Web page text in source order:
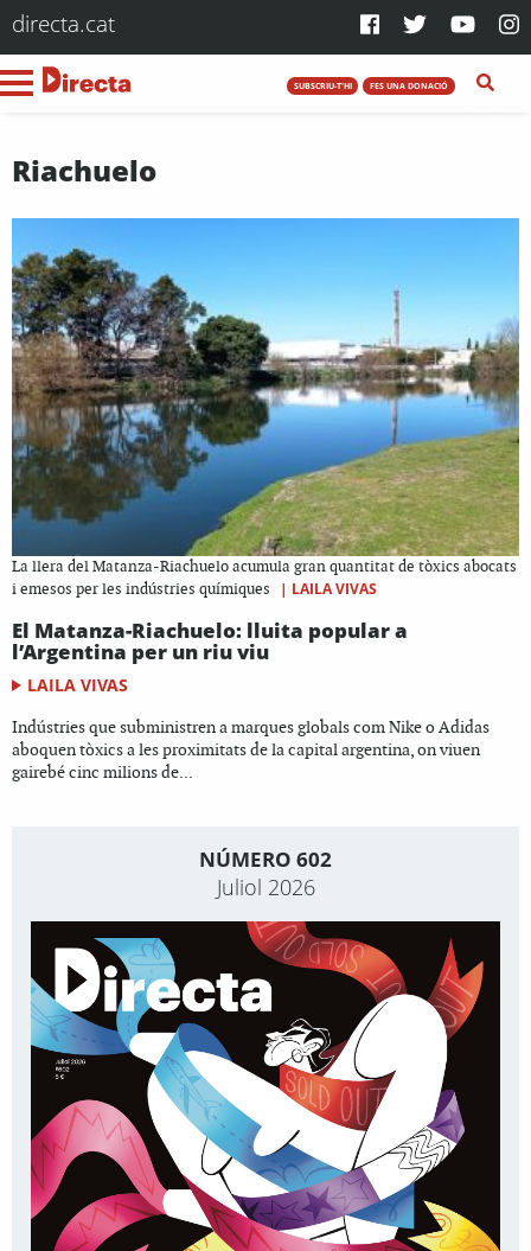
directa.cat
SUBSCRIU-T'HI FES UNA DONACIÓ
Riachuelo
La llera del Matanza-Riachuelo acumula gran quantitat de tòxics abocats
i emesos per les indústries químiques
| LAILA VIVAS
El Matanza-Riachuelo: lluita popular a
l’Argentina per un riu viu
LAILA VIVAS
Indústries que subministren a marques globals com Nike o Adidas
aboquen tòxics a les proximitats de la capital argentina, on viuen
gairebé cinc milions de...
NÚMERO 602
Juliol 2026